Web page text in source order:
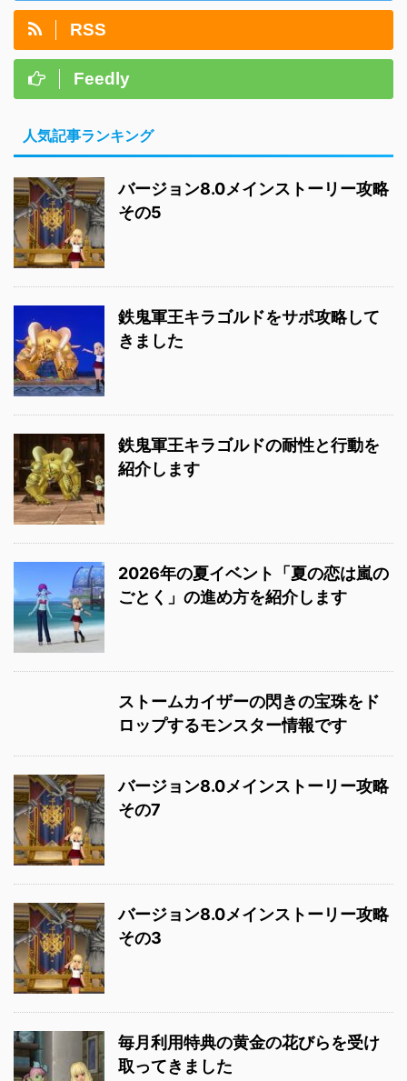
RSS
Feedly
人気記事ランキング
バージョン8.0メインストーリー攻略
その5
鉄鬼軍王キラゴルドをサポ攻略して
きました
鉄鬼軍王キラゴルドの耐性と行動を
紹介します
2026年の夏イベント「夏の恋は嵐の
ごとく」の進め方を紹介します
ストームカイザーの閃きの宝珠をド
ロップするモンスター情報です
バージョン8.0メインストーリー攻略
その7
バージョン8.0メインストーリー攻略
その3
毎月利用特典の黄金の花びらを受け
取ってきました